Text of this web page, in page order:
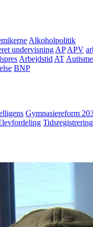
Alkoholpolitik
undervisning AP APV
Arbejdstid AT Autisme
BNP
Gymnasiereform
Tidsregistrering